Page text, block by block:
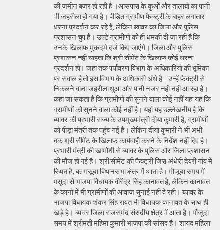
की जमीन बंजर हो रही है ।आसपास के कुओं और तालाबों का पानी
भी जहरीला हो गया है। पीड़ित ग्रामीण फैक्ट्री के बाहर लगातार
धरना प्रदर्शन कर रहे हैं, लेकिन ब्यावर का जिला और पुलिस
प्रशासन चुप है। उल्टे ग्रामीणों को ही धमकी दी जा रही है कि
उनके खिलाफ मुकदमे दर्ज किए जाएंगे। जिला और पुलिस
प्रशासन नहीं चाहता कि श्री सीमेंट के खिलाफ कोई धरना
प्रदर्शन हो। जहां तक पर्यावरण विभाग के अधिकारियों की भूमिका
पर सवाल है तो इस विभाग के अधिकारी अंधे है। उन्हें फैक्ट्री से
निकलने वाला जहरीला धुआ और पानी नजर नही नहीं आ रहा है।
कहा जा सकता है कि ग्रामीणों की सुनने वाला कोई नहीं यहां यह कि
ग्रामीणों को सुनने वाला कोई नहीं है। यहां यह उल्लेखनीय है कि
ब्यावर की प्रभारी राज्य के उपमुख्यमंत्री दीया कुमारी है, ग्रामीणों
को पीड़ा मंत्री तक पहुंच गई है। लेकिन दीया कुमारी ने भी अभी
तक श्री सीमेंट के खिलाफ कार्यवाही करने के निर्देश नहीं दिए है।
प्रभारी मंत्री की खामोशी से ब्यावर के पुलिस और जिला प्रशासन
की मौज हो गई है। श्री सीमेंट की फैक्ट्री जिस अंधेरी देवरी गांव में
स्थित है, वह मसूदा विधानसभा क्षेत्र में आता है। मौजूदा समय में
मसूदा से भाजपा विधायक वीरेंद्र सिंह कानावत है, लेकिन कानावत
के कानों में भी ग्रामीणों की आवाज सुनाई नहीं दे रही। ब्यावर के
भाजपा विधायक शंकर सिंह रावत भी विधायक कानावत के साथ ही
खड़े हे। ब्यावर जिला राजसमंद संसदीय क्षेत्र में आता है। मौजूदा
समय में श्रीमती महिमा कुमारी भाजपा की सांसद है। शायद महिला